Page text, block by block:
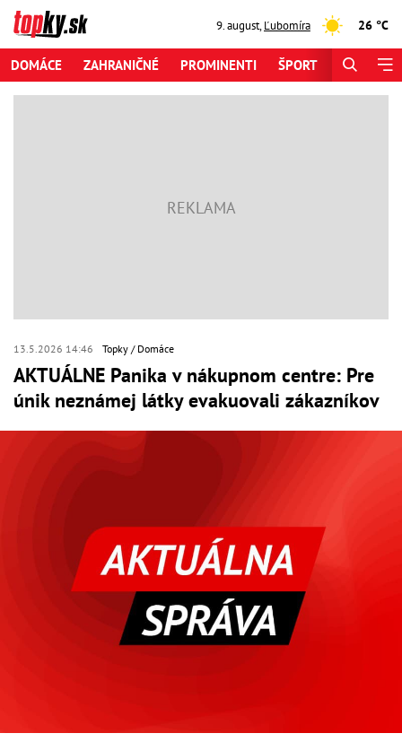
9. august,Ľubomíra 26 °C
DOMÁCE ZAHRANIČNÉ PROMINENTI ŠPORT
13.5.2026 14:46 Topky Domáce
AKTUÁLNE Panika v nákupnom centre: Pre
únik neznámej látky evakuovali zákazníkov